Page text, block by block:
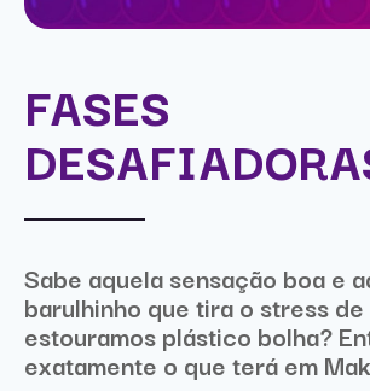
FASES
Sabe aquela sensação boa e
barulhinho que tira o stress
estouramos plástico bolha?
exatamente o que terá em